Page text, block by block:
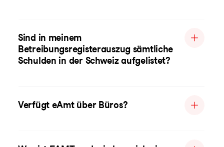
Sind in meinem
Betreibungsregisterauszug sämtliche
Schulden in der Schweiz aufgelistet?
Verfügt eAmt über Büros?